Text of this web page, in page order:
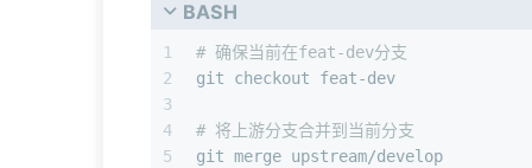
BASH
1
2
3
4
5
# 确保当前在feat-dev分支
git checkout feat-dev
# 将上游分支合并到当前分支
git merge upstream/develop